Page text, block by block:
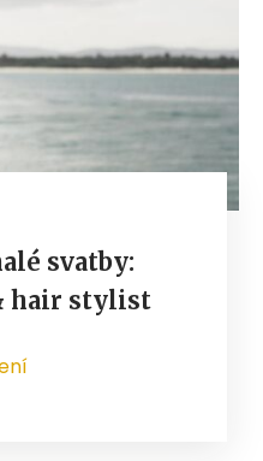
svatby:
hair stylist